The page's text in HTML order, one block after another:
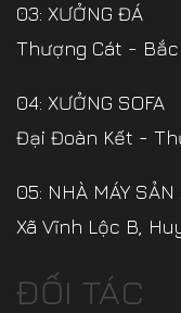
03: XƯỞNG ĐÁ
Thượng Cát - Bắc
04: XƯỞNG SOFA
Đại Đoàn Kết -
05: NHÀ MÁY
Xã Vĩnh Lộc B,
ĐỐI TÁC